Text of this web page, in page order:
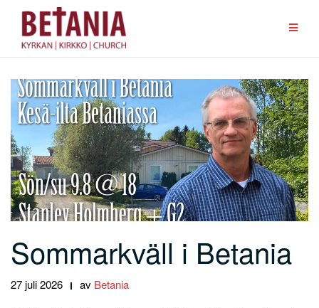
Hoppa
innehåll
Sommarkväll i Betania
27 juli 2026 av Betania